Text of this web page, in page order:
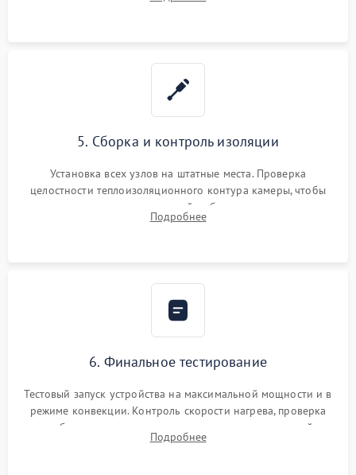
выгоревших реле, восстановление контактов и замена
5. Сборка и контроль изоляции
Установка всех узлов на штатные места. Проверка
целостности теплоизоляционного контура камеры, чтобы
исключить перегрев кухонной мебели и потерю тепла.
Надежная фиксация клемм и сборка корпуса шкафа.
Подробнее
6. Финальное тестирование
Тестовый запуск устройства на максимальной мощности и в
режиме конвекции. Контроль скорости нагрева, проверка
срабатывания термостата при достижении заданной
температуры и тест на отсутствие утечек тока.
Подробнее